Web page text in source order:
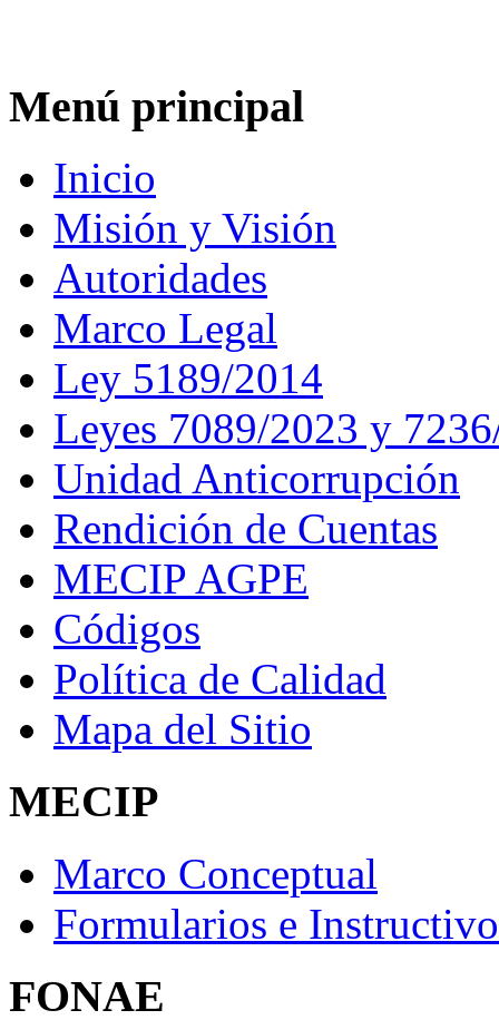
Menú principal
Inicio
Misión y Visión
Autoridades
Marco Legal
Ley 5189/2014
Leyes 7089/2023 y
Unidad Anticorrupción
Rendición de Cuentas
MECIP AGPE
Códigos
Política de Calidad
Mapa del Sitio
MECIP
Marco Conceptual
Formularios e
FONAE